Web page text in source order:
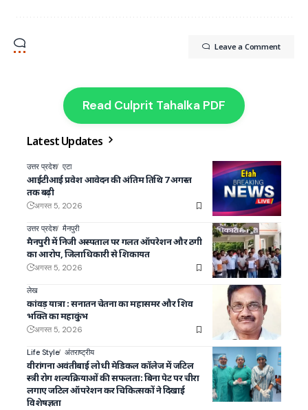
Leave a Comment
Read Culprit Tahalka PDF
Latest Updates
उत्तर प्रदेश एटा
आईटीआई प्रवेश आवेदन की अंतिम तिथि 7 अगस्त
तक बढ़ी
अगस्त 5, 2026
उत्तर प्रदेश मैनपुरी
मैनपुरी में निजी अस्पताल पर गलत ऑपरेशन और ठगी
का आरोप, जिलाधिकारी से शिकायत
अगस्त 5, 2026
लेख
कांवड़ यात्रा : सनातन चेतना का महासमर और शिव
भक्ति का महाकुंभ
अगस्त 5, 2026
Life Style अंतराष्ट्रीय
वीरांगना अवंतीबाई लोधी मेडिकल कॉलेज में जटिल
स्त्री रोग शल्यक्रियाओं की सफलता: बिना पेट पर चीरा
लगाए जटिल ऑपरेशन कर चिकित्सकों ने दिखाई
विशेषज्ञता